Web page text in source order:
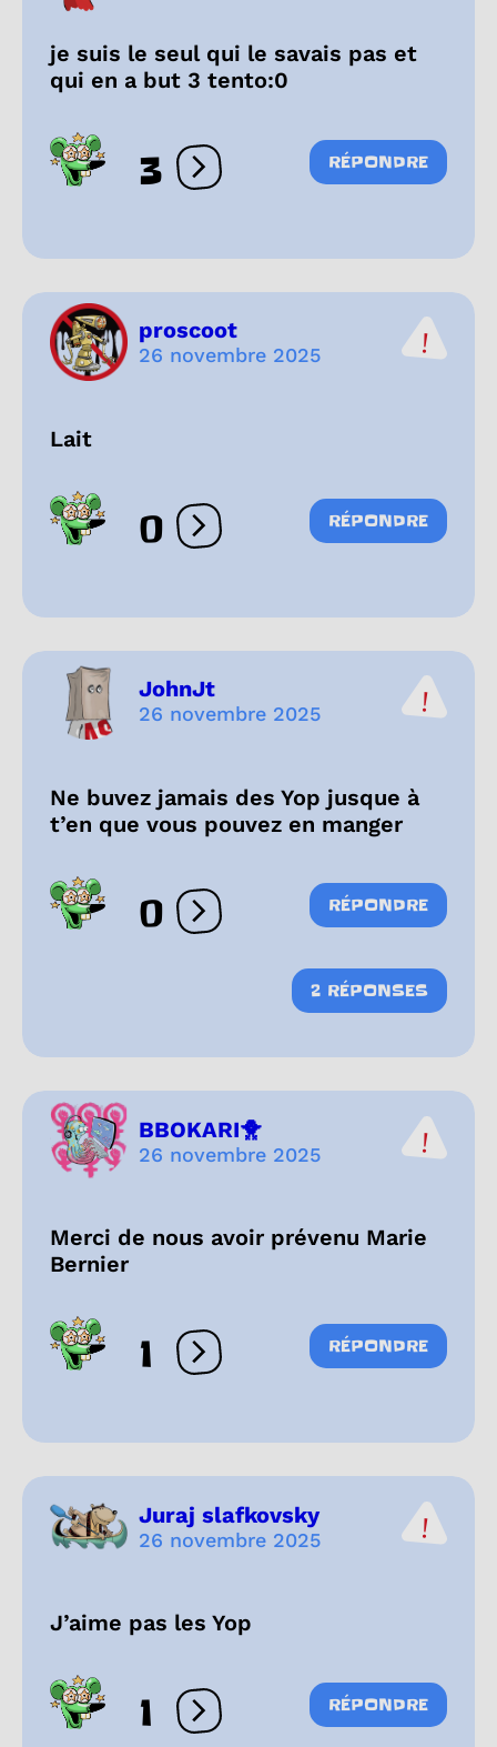
je suis le seul qui le savais pas et
qui en a but 3 tento:0
3 Ouvrir les réactions
RÉPONDRE
proscoot
26 novembre 2025
Lait
0 Ouvrir les réactions
RÉPONDRE
JohnJt
26 novembre 2025
Ne buvez jamais des Yop jusque à
t’en que vous pouvez en manger
0 Ouvrir les réactions
RÉPONDRE
2 RÉPONSES
BBOKARI🐥
26 novembre 2025
Merci de nous avoir prévenu Marie
Bernier
1 Ouvrir les réactions
RÉPONDRE
Juraj slafkovsky
26 novembre 2025
J’aime pas les Yop
1 Ouvrir les réactions
RÉPONDRE